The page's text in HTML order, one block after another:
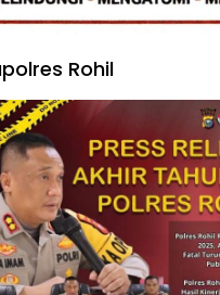
Rohil